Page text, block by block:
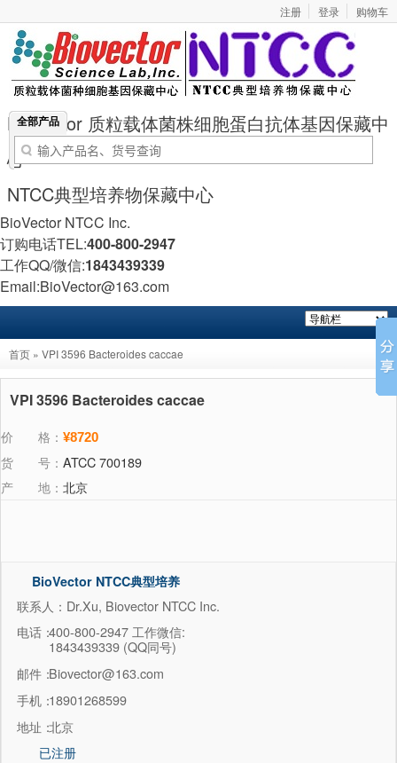
注册 登录 购物车
BioVector 质粒载体菌株细胞蛋白抗体基因保藏中
心
NTCC典型培养物保藏中心
全部产品
BioVector NTCC Inc.
订购电话TEL:400-800-2947
工作QQ/微信:1843439339
Email:BioVector@163.com
首页 » VPI 3596 Bacteroides caccae
VPI 3596 Bacteroides caccae
价 格： ¥8720
货 号： ATCC 700189
产 地： 北京
BioVector NTCC典型培养
联系人：Dr.Xu, Biovector NTCC Inc.
电话：400-800-2947 工作微信:
1843439339 (QQ同号)
邮件：Biovector@163.com
手机：18901268599
地址：北京
已注册